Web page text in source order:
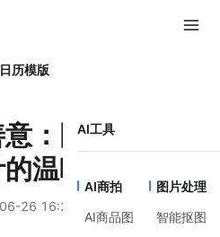
AI工具
AI商拍
AI商品图
图片处理
智能抠图
历模版
：国际慈善日
温暖密码
26 16:25